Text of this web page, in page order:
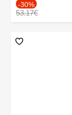
-30%
53.17€